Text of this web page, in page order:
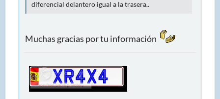
diferencial delantero igual a la trasera..
Muchas gracias por tu información